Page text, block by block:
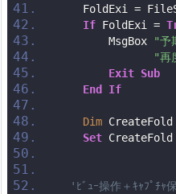
FoldExi =
If FoldExi =
        MsgBox
"予
"再
Exit Sub
End
If
Dim CreateFold
Set
'ﾋﾞｭｰ操作＋ｷｬﾌﾟﾁｬ